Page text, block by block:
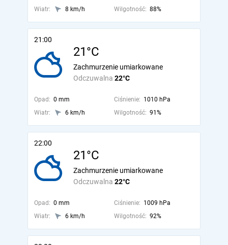
Wiatr:
8 km/h Wilgotność: 88%
21:00
21°C
Odczuwalna 22°C
Zachmurzenie umiarkowane
Opad: 0 mm Ciśnienie: 1010 hPa
Wiatr:
6 km/h Wilgotność: 91%
22:00
21°C
Odczuwalna 22°C
Zachmurzenie umiarkowane
Opad: 0 mm Ciśnienie: 1009 hPa
Wiatr:
6 km/h Wilgotność: 92%